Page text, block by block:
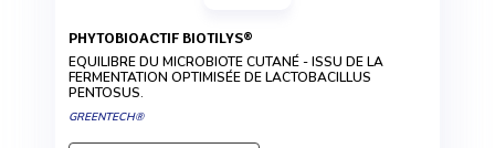
PHYTOBIOACTIF BIOTILYS®
EQUILIBRE DU MICROBIOTE CUTANÉ - ISSU DE LA
FERMENTATION OPTIMISÉE DE LACTOBACILLUS
PENTOSUS.
GREENTECH®